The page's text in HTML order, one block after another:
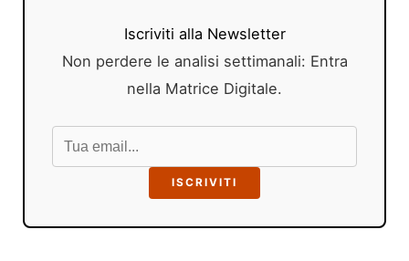
Iscriviti alla Newsletter
Non perdere le analisi settimanali: Entra
nella Matrice Digitale.
ISCRIVITI